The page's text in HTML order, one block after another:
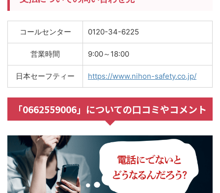
コールセンター 0120-34-6225
営業時間 9:00～18:00
日本セーフティー https://www.nihon-safety.co.jp/
「0662559006」についての口コミやコメント